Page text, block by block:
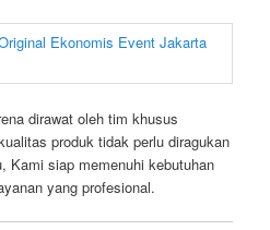
dirawat oleh tim khusus
produk tidak perlu diragukan
Kami siap memenuhi kebutuhan
yang profesional.